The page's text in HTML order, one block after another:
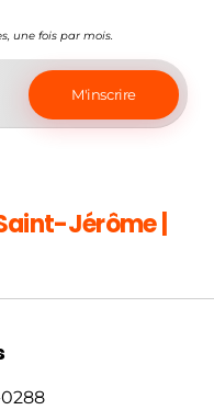
une fois par mois.
Jérôme |